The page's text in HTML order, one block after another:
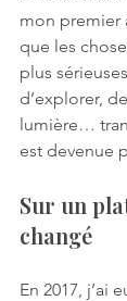
mon premier
que les
plus
d’explorer,
lumière…
est devenue
Sur un
changé
En 2017, j’ai